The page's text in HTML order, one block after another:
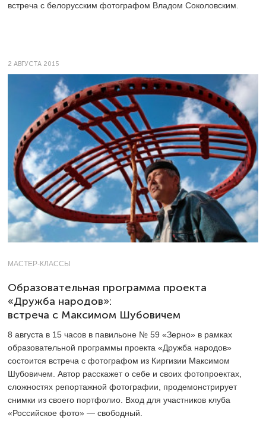
встреча с белорусским фотографом Владом Соколовским.
2 АВГУСТА 2015
МАСТЕР-КЛАССЫ
Образовательная программа проекта
«Дружба народов»:
встреча с Максимом Шубовичем
8 августа в 15 часов в павильоне № 59 «Зерно» в рамках
образовательной программы проекта «Дружба народов»
состоится встреча с фотографом из Киргизии Максимом
Шубовичем. Автор расскажет о себе и своих фотопроектах,
сложностях репортажной фотографии, продемонстрирует
снимки из своего портфолио. Вход для участников клуба
«Российское фото» — свободный.